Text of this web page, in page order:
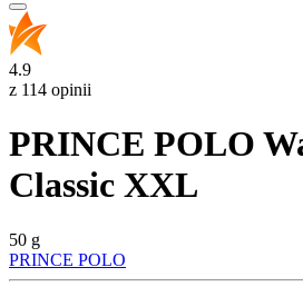
4.9
z 114 opinii
PRINCE POLO
Classic XXL
50 g
PRINCE POLO